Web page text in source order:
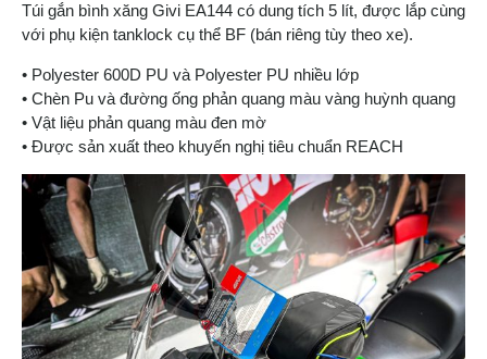
Túi gắn bình xăng Givi EA144 có dung tích 5 lít, được lắp cùng
với phụ kiện tanklock cụ thể BF (bán riêng tùy theo xe).
• Polyester 600D PU và Polyester PU nhiều lớp
• Chèn Pu và đường ống phản quang màu vàng huỳnh quang
• Vật liệu phản quang màu đen mờ
• Được sản xuất theo khuyến nghị tiêu chuẩn REACH